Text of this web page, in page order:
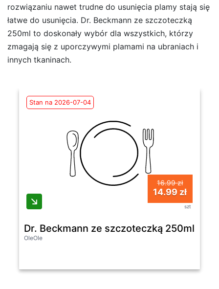
rozwiązaniu nawet trudne do usunięcia plamy stają się
łatwe do usunięcia. Dr. Beckmann ze szczoteczką
250ml to doskonały wybór dla wszystkich, którzy
zmagają się z uporczywymi plamami na ubraniach i
innych tkaninach.
Stan na 2026-07-04
16.99 zł
14.99 zł
szt
Dr. Beckmann ze szczoteczką 250ml
OleOle